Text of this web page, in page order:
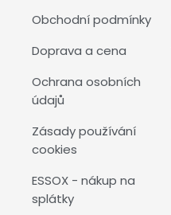
Obchodní podmínky
Doprava a cena
Ochrana osobních
údajů
Zásady používání
cookies
ESSOX - nákup na
splátky